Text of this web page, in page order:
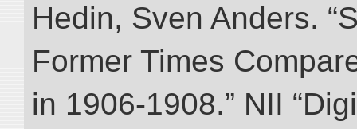
Hedin, Sven Anders.
Former Times
in 1906-1908.” NII